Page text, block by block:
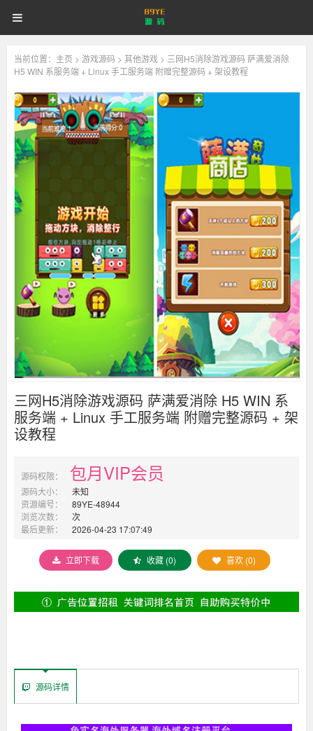
89YE
源
码
89YE 首页
商业源码 破解软件 视频教程 更多
当前位置： 主页 > 游戏源码 > 其他游戏 > 三网H5消除游戏源码 萨满爱消除
H5 WIN 系服务端 + Linux 手工服务端 附赠完整源码 + 架设教程
三网H5消除游戏源码 萨满爱消除 H5 WIN 系
服务端 + Linux 手工服务端 附赠完整源码 + 架
设教程
源码权限： 包月VIP会员
源码大小：
未知
资源编号：
89YE-48944
浏览次数：
次
最后更新：
2026-04-23 17:07:49
立即下载 收藏 (0) 喜欢 (0)
源码详情